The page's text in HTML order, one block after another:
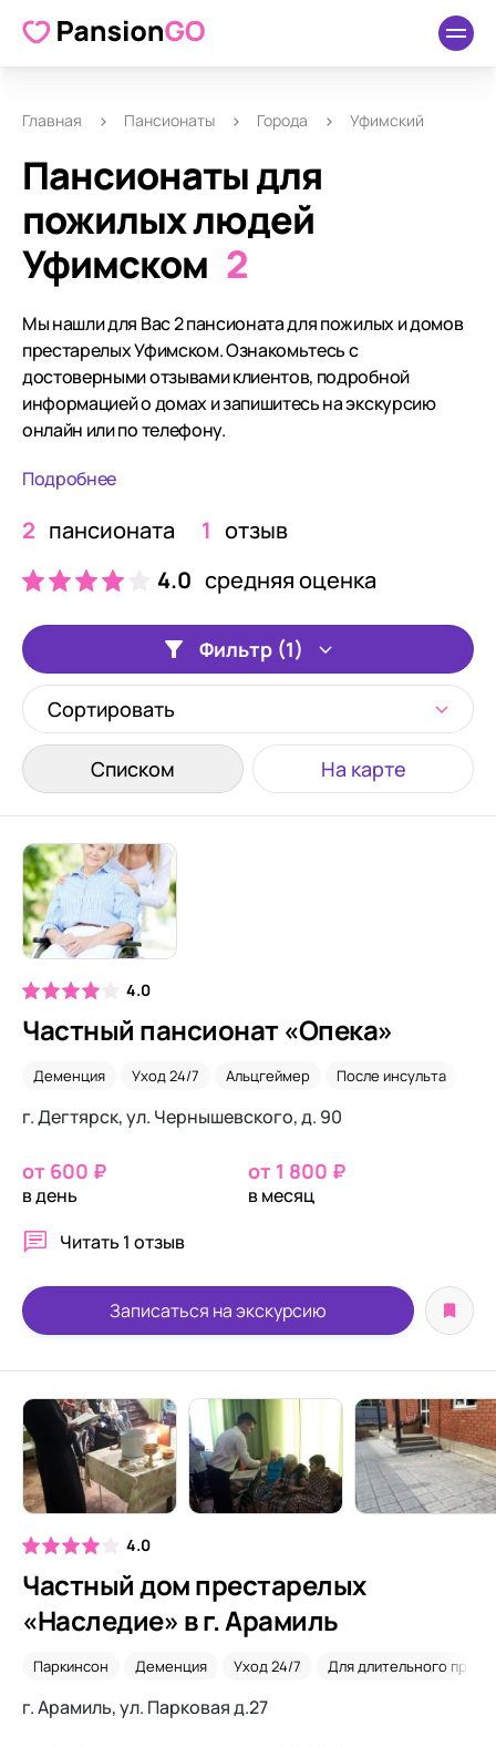
Главная Пансионаты Города Уфимский
Пансионаты для
пожилых людей
Уфимском 2
Мы нашли для Вас 2 пансионата для пожилых и домов
престарелых Уфимском. Ознакомьтесь с
достоверными отзывами клиентов, подробной
информацией о домах и запишитесь на экскурсию
онлайн или по телефону.
Подробнее
2 пансионата 1 отзыв
4.0 средняя оценка
Фильтр (1)
Сортировать
Списком На карте
4.0
Частный пансионат «Опека»
Деменция Уход 24/7 Альцгеймер После инсульта
г. Дегтярск, ул. Чернышевского, д. 90
от 600 ₽
в день
от 1 800 ₽
в месяц
Читать 1 отзыв
Записаться на экскурсию
4.0
Частный дом престарелых
«Наследие» в г. Арамиль
Паркинсон Деменция Уход 24/7 Для длительного
г. Арамиль, ул. Парковая д.27